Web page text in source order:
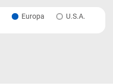
Europa
U.S.A.